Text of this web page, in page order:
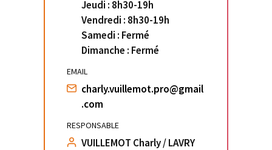
Jeudi : 8h30-19h
Vendredi : 8h30-19h
Samedi : Fermé
Dimanche : Fermé
EMAIL
charly.vuillemot.pro@gmail
.com
RESPONSABLE
VUILLEMOT Charly / LAVRY